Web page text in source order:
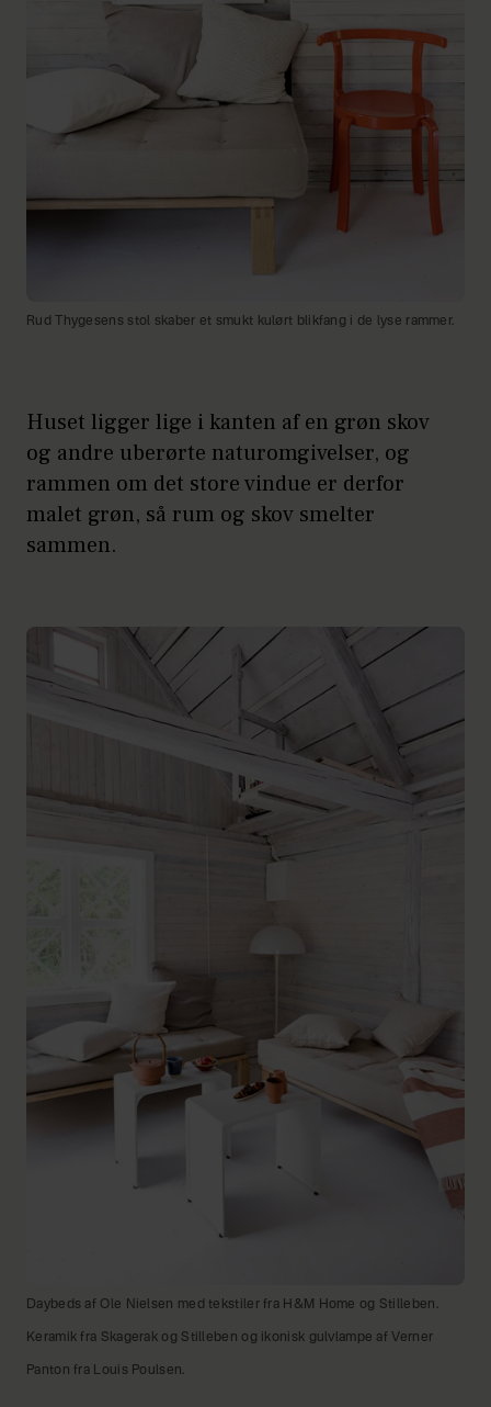
Rud Thygesens stol skaber et smukt kulørt blikfang i de lyse rammer.
Huset ligger lige i kanten af en grøn skov
og andre uberørte naturomgivelser, og
rammen om det store vindue er derfor
malet grøn, så rum og skov smelter
sammen.
Daybeds af Ole Nielsen med tekstiler fra H&M Home og Stilleben.
Keramik fra Skagerak og Stilleben og ikonisk gulvlampe af Verner
Panton fra Louis Poulsen.